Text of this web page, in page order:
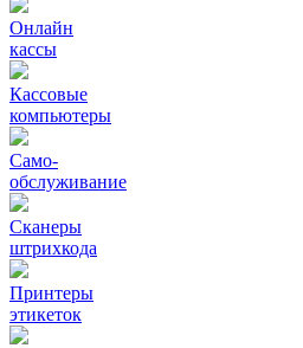
Онлайн
кассы
Кассовые
компьютеры
Само-
обслуживание
Сканеры
штрихкода
Принтеры
этикеток